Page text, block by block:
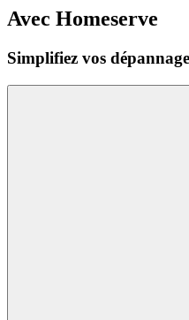
Avec Homeserve
Simplifiez vos